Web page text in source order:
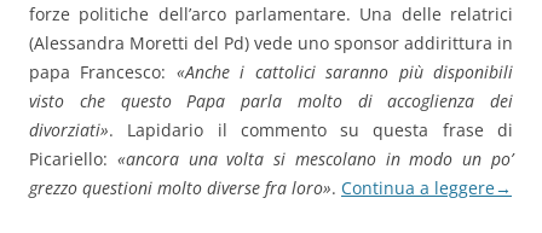
forze politiche dell’arco parlamentare. Una delle relatrici
(Alessandra Moretti del Pd) vede uno sponsor addirittura in
papa Francesco: «Anche i cattolici saranno più disponibili
visto che questo Papa parla molto di accoglienza dei
divorziati». Lapidario il commento su questa frase di
Picariello: «ancora una volta si mescolano in modo un po’
grezzo questioni molto diverse fra loro». Continua a leggere→